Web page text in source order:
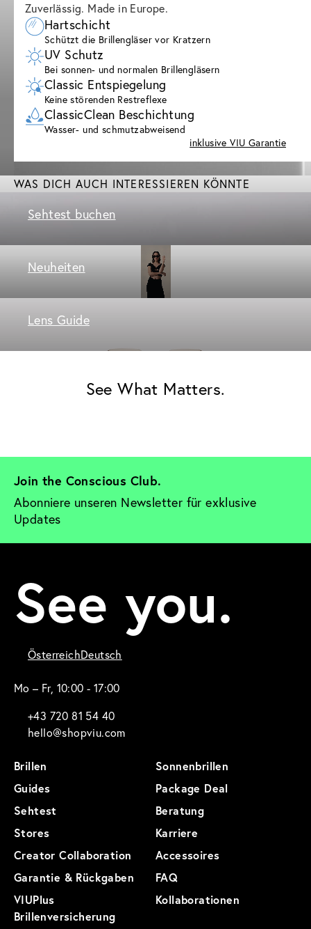
Zuverlässig. Made in Europe.
Hartschicht
Schützt die Brillengläser vor Kratzern
UV Schutz
Bei sonnen- und normalen Brillengläsern
Classic Entspiegelung
Keine störenden Restreflexe
ClassicClean Beschichtung
Wasser- und schmutzabweisend
inklusive VIU Garantie
WAS DICH AUCH INTERESSIEREN KÖNNTE
Sehtest buchen
Neuheiten
Lens Guide
See What Matters.
Join the Conscious Club.
Abonniere unseren Newsletter für exklusive
Updates
See you.
ÖsterreichDeutsch
Mo – Fr, 10:00 - 17:00
+43 720 81 54 40
hello@shopviu.com
Brillen
Sonnenbrillen
Guides
Package Deal
Sehtest
Beratung
Stores
Karriere
Creator Collaboration
Accessoires
Garantie & Rückgaben
FAQ
VIUPlus
Brillenversicherung
Kollaborationen